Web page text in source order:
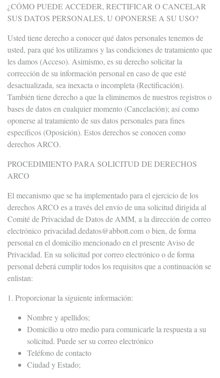
¿CÓMO PUEDE ACCEDER, RECTIFICAR O CANCELAR
SUS DATOS PERSONALES, U OPONERSE A SU USO?
Usted tiene derecho a conocer qué datos personales tenemos de
usted, para qué los utilizamos y las condiciones de tratamiento que
les damos (Acceso). Asimismo, es su derecho solicitar la
corrección de su información personal en caso de que esté
desactualizada, sea inexacta o incompleta (Rectificación).
También tiene derecho a que la eliminemos de nuestros registros o
bases de datos en cualquier momento (Cancelación); así como
oponerse al tratamiento de sus datos personales para fines
específicos (Oposición). Estos derechos se conocen como
derechos ARCO.
PROCEDIMIENTO PARA SOLICITUD DE DERECHOS
ARCO
El mecanismo que se ha implementado para el ejercicio de los
derechos ARCO es a través del envío de una solicitud dirigida al
Comité de Privacidad de Datos de AMM, a la dirección de correo
electrónico privacidad.dedatos@abbott.com o bien, de forma
personal en el domicilio mencionado en el presente Aviso de
Privacidad. En su solicitud por correo electrónico o de forma
personal deberá cumplir todos los requisitos que a continuación se
enlistan:
1. Proporcionar la siguiente información:
Nombre y apellidos;
Domicilio u otro medio para comunicarle la respuesta a su
solicitud. Puede ser su correo electrónico
Teléfono de contacto
Ciudad y Estado;